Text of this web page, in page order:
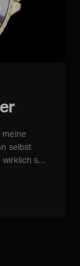
meine
selbst
wirklich s…